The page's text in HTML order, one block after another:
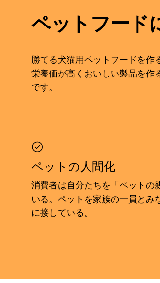
ペットフード
勝てる犬猫用ペットフードを作
栄養価が高くおいしい製品を作
です。
ペットの人間化
消費者は自分たちを「ペットの
いる。ペットを家族の一員とみ
に接している。